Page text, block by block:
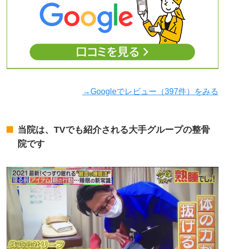
→Googleでレビュー（397件）をみる
当院は、TVでも紹介される大手グループの整骨
院です